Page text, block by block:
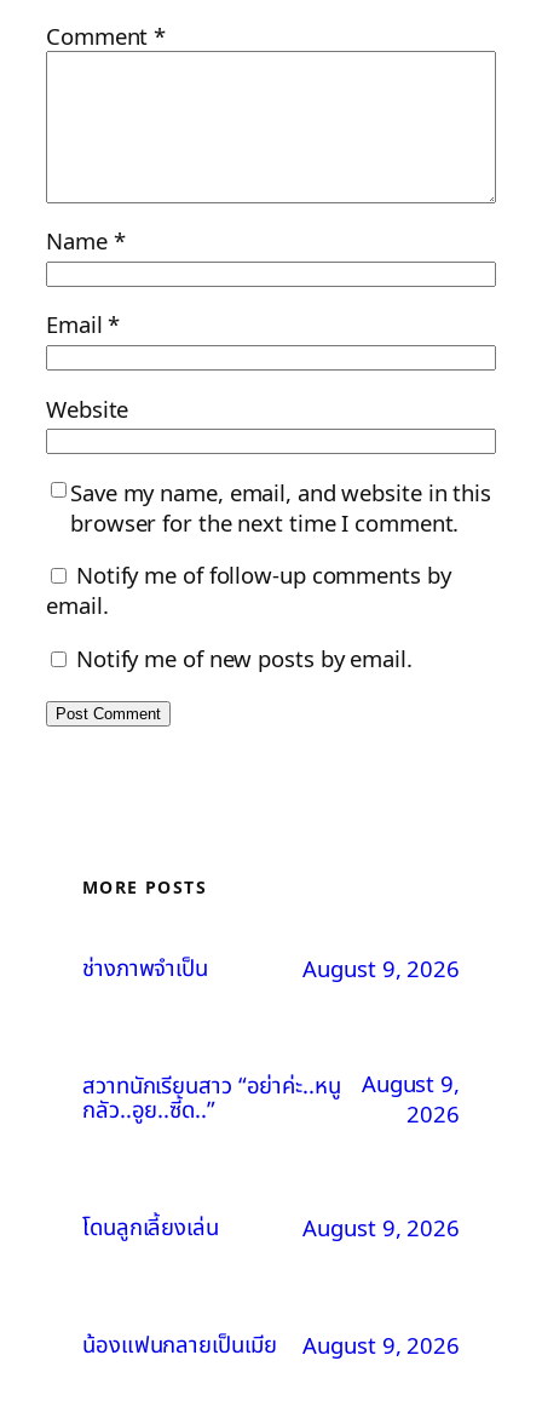
Comment*
Name *
Email*
Website
Save my name, email, and website in this
browser for the next time I comment.
Notify me of follow-up comments by
email.
Notify me of new posts by email.
MORE POSTS
ช่างภาพจำเป็น August 9, 2026
สวาทนักเรียนสาว “อย่าค่ะ..หนู
กลัว..อูย..ซี้ด..”
August 9,
2026
โดนลูกเลี้ยงเล่น August 9, 2026
น้องแฟนกลายเป็นเมีย August 9, 2026